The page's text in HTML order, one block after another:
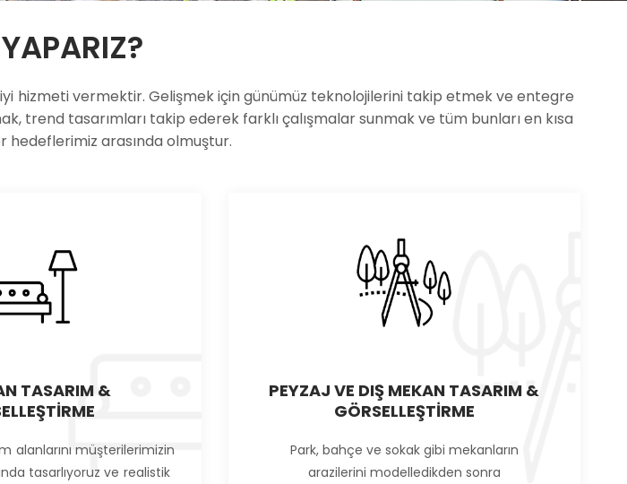
hizmeti vermektir. Gelişmek için günümüz teknolojilerini takip etmek ve entegre
trend tasarımları takip ederek farklı çalışmalar sunmak ve tüm bunları en kısa
arasında olmuştur.
TASARIM &
alanlarını müşterilerimizin
tasarlıyoruz ve realistik
PEYZAJ VE DIŞ MEKAN TASARIM &
GÖRSELLEŞTİRME
Park, bahçe ve sokak gibi mekanların
arazilerini modelledikden sonra